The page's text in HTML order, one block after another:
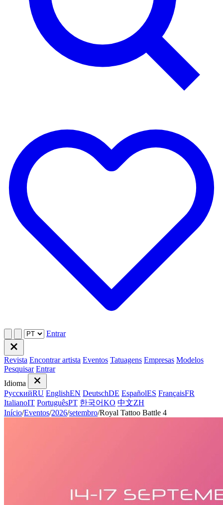
Entrar
Revista Encontrar artista Eventos Tatuagens Empresas Modelos
Pesquisar Entrar
Idioma
РусскийRU EnglishEN DeutschDE EspañolES FrançaisFR
ItalianoIT PortuguêsPT 한국어KO 中文ZH
Início/Eventos/2026/setembro/Royal Tattoo Battle 4